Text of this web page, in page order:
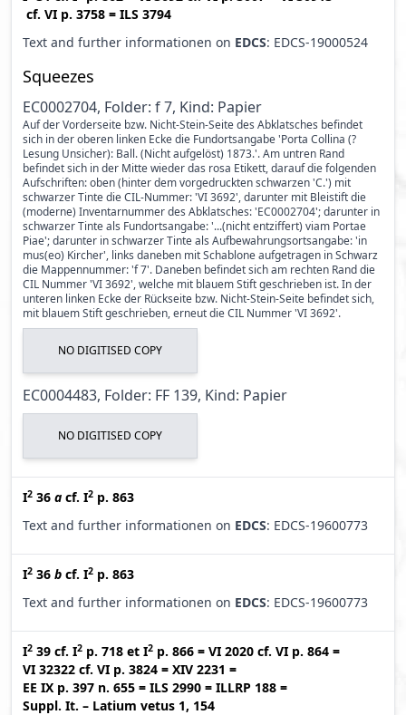
cf. VI p. 3758 = ILS 3794
Text and further informationen on EDCS: EDCS-19000524
Squeezes
EC0002704, Folder: f 7, Kind: Papier
Auf der Vorderseite bzw. Nicht-Stein-Seite des Abklatsches befindet
sich in der oberen linken Ecke die Fundortsangabe 'Porta Collina (?
Lesung Unsicher): Ball. (Nicht aufgelöst) 1873.'. Am untren Rand
befindet sich in der Mitte wieder das rosa Etikett, darauf die folgenden
Aufschriften: oben (hinter dem vorgedruckten schwarzen 'C.') mit
schwarzer Tinte die CIL-Nummer: 'VI 3692', darunter mit Bleistift die
(moderne) Inventarnummer des Abklatsches: 'EC0002704'; darunter in
schwarzer Tinte als Fundortsangabe: '...(nicht entziffert) viam Portae
Piae'; darunter in schwarzer Tinte als Aufbewahrungsortsangabe: 'in
mus(eo) Kircher', links daneben mit Schablone aufgetragen in Schwarz
die Mappennummer: 'f 7'. Daneben befindet sich am rechten Rand die
CIL Nummer 'VI 3692', welche mit blauem Stift geschrieben ist. In der
unteren linken Ecke der Rückseite bzw. Nicht-Stein-Seite befindet sich,
mit blauem Stift geschrieben, erneut die CIL Nummer 'VI 3692'.
NO DIGITISED COPY
EC0004483, Folder: FF 139, Kind: Papier
NO DIGITISED COPY
I2 36 a cf. I2 p. 863
Text and further informationen on EDCS: EDCS-19600773
I2 36 b cf. I2 p. 863
Text and further informationen on EDCS: EDCS-19600773
I2 39 cf. I2 p. 718 et I2 p. 866 = VI 2020 cf. VI p. 864 =
VI 32322 cf. VI p. 3824 = XIV 2231 =
EE IX p. 397 n. 655 = ILS 2990 = ILLRP 188 =
Suppl. It. – Latium vetus 1, 154